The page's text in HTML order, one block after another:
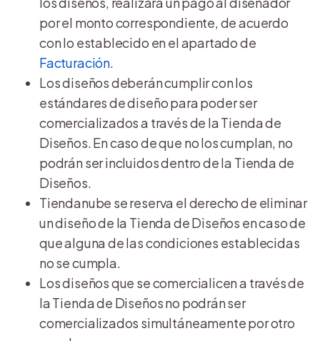
por el monto correspondiente, de acuerdo
con lo establecido en el apartado de
Facturación
Los diseños deberán cumplir con los
estándares de diseño para poder ser
comercializados a través de la Tienda de
Diseños. En caso de que no los cumplan, no
podrán ser incluidos dentro de la Tienda de
Diseños.
Tiendanube se reserva el derecho de eliminar
un diseño de la Tienda de Diseños en caso de
que alguna de las condiciones establecidas
no se cumpla.
Los diseños que se comercialicen a través de
la Tienda de Diseños no podrán ser
comercializados simultáneamente por otro